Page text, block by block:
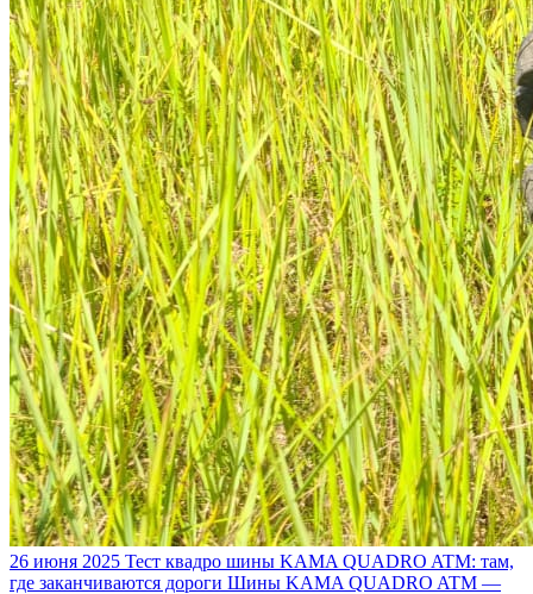
26 июня 2025 Тест квадро шины KAMA QUADRO ATM: там,
где заканчиваются дороги Шины KAMA QUADRO ATM —